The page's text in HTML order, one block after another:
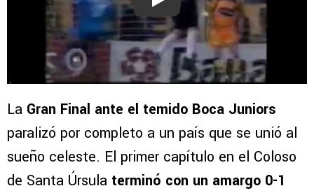
Play
La Gran Final ante el temido Boca Juniors
paralizó por completo a un país que se unió al
sueño celeste. El primer capítulo en el Coloso
de Santa Úrsula terminó con un amargo 0-1